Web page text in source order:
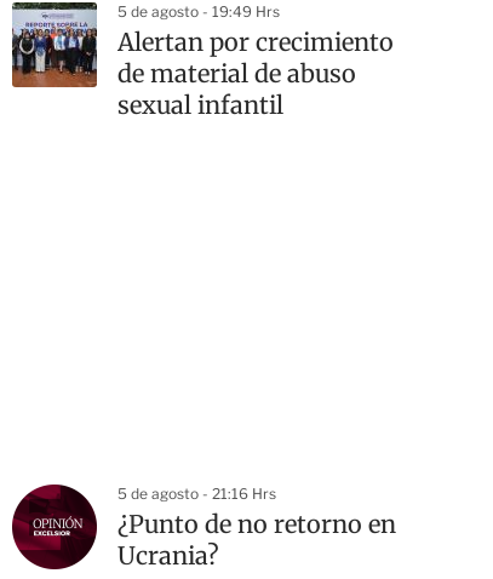
5 de agosto - 19:49 Hrs
Alertan por crecimiento
de material de abuso
sexual infantil
5 de agosto - 21:16 Hrs
¿Punto de no retorno en
Ucrania?